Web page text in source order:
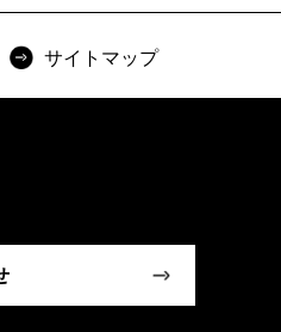
サイトマップ